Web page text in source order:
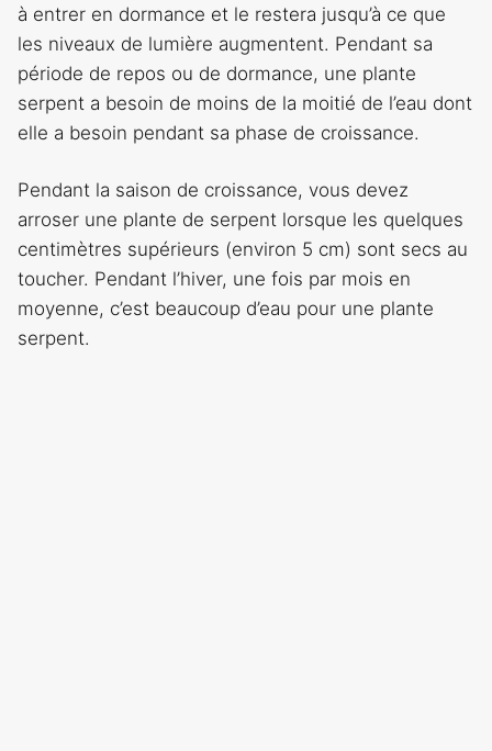
à entrer en dormance et le restera jusqu’à ce que
les niveaux de lumière augmentent. Pendant sa
période de repos ou de dormance, une plante
serpent a besoin de moins de la moitié de l’eau dont
elle a besoin pendant sa phase de croissance.
Pendant la saison de croissance, vous devez
arroser une plante de serpent lorsque les quelques
centimètres supérieurs (environ 5 cm) sont secs au
toucher. Pendant l’hiver, une fois par mois en
moyenne, c’est beaucoup d’eau pour une plante
serpent.